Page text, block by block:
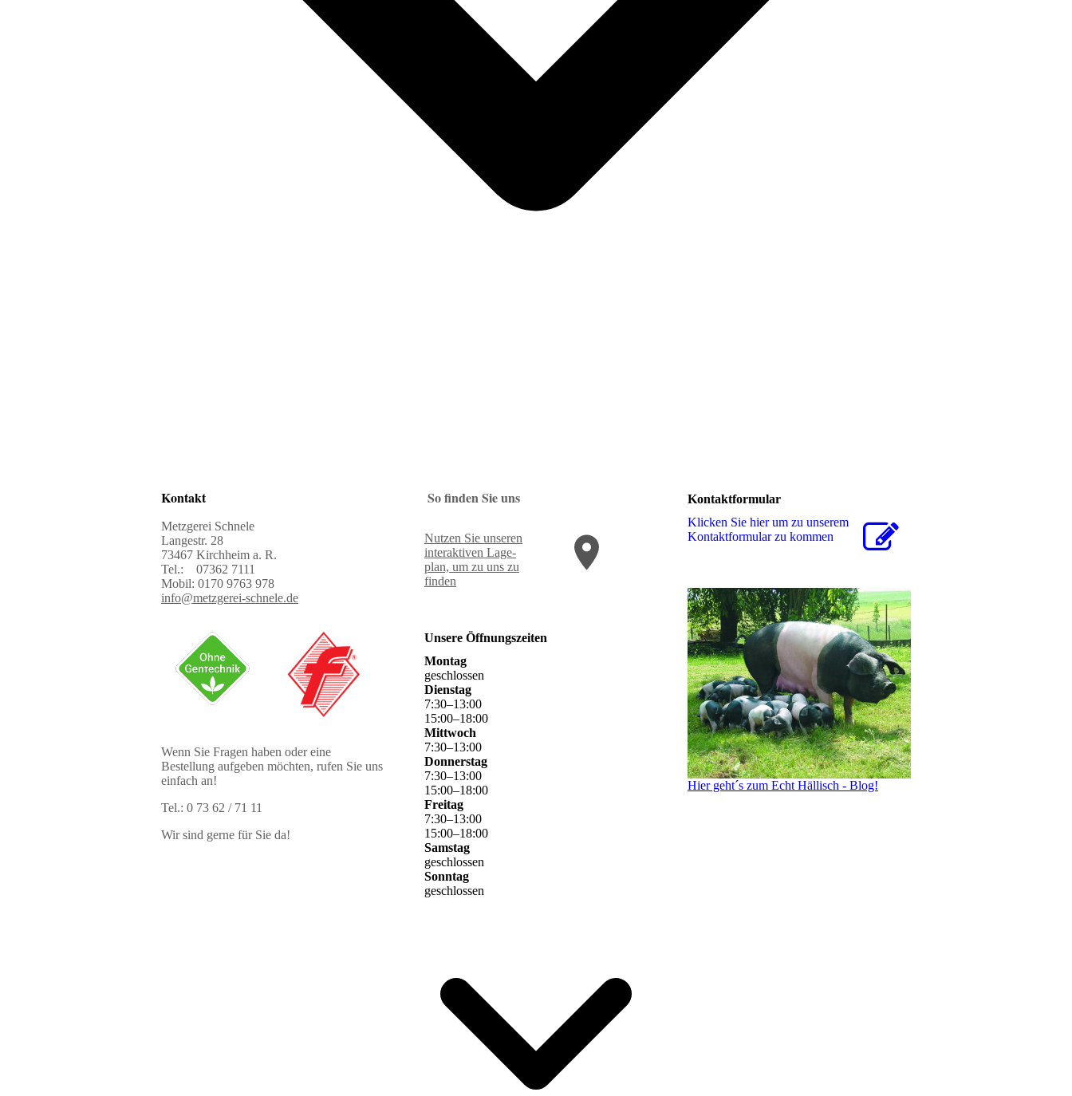
Kontakt
Metzgerei Schnele
Langestr. 28
73467 Kirchheim a. R.
Tel.: 07362 7111
Mobil: 0170 9763 978
info@metzgerei-schnele.de
Wenn Sie Fragen haben oder eine
Bestellung aufgeben möchten, rufen Sie uns
einfach an!
Tel.: 0 73 62 / 71 11
Wir sind gerne für Sie da!
So finden Sie uns
Nutzen Sie unseren
interaktiven La­ge­
plan, um zu uns zu
finden
Unsere Öffnungszeiten
Montag
geschlossen
Dienstag
7:30–13:00
15:00–18:00
Mittwoch
7:30–13:00
Donnerstag
7:30–13:00
15:00–18:00
Freitag
7:30–13:00
15:00–18:00
Samstag
geschlossen
Sonntag
geschlossen
Kontaktformular
Klicken Sie hier um zu unserem
Kon­takt­for­mu­lar zu kommen
Hier geht´s zum Echt Hällisch - Blog!